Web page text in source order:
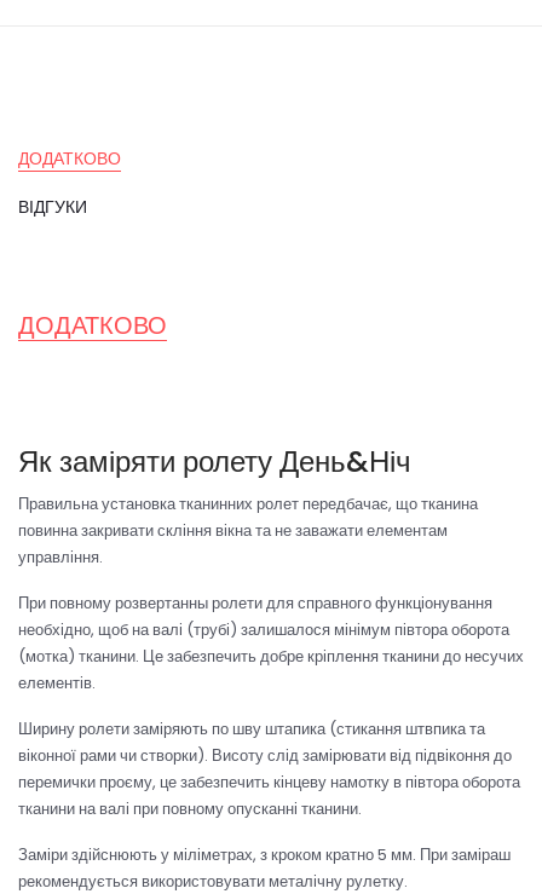
ДОДАТКОВО
ВІДГУКИ
ДОДАТКОВО
Як заміряти ролету День&Ніч
Правильна установка тканинних ролет передбачає, що тканина
повинна закривати скління вікна та не заважати елементам
управління.
При повному розвертанны ролети для справного функціонування
необхідно, щоб на валі (трубі) залишалося мінімум півтора оборота
(мотка) тканини. Це забезпечить добре кріплення тканини до несучих
елементів.
Ширину ролети заміряють по шву штапика (стикання штвпика та
віконної рами чи створки). Висоту слід замірювати від підвіконня до
перемички проєму, це забезпечить кінцеву намотку в півтора оборота
тканини на валі при повному опусканні тканини.
Заміри здійснюють у міліметрах, з кроком кратно 5 мм. При заміраш
рекомендується використовувати металічну рулетку.